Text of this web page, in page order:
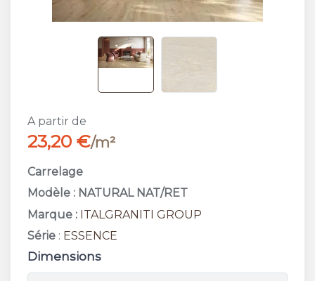
A partir de
23,20 €/m²
Carrelage
Modèle : NATURAL NAT/RET
Marque : ITALGRANITI GROUP
Série : ESSENCE
Dimensions